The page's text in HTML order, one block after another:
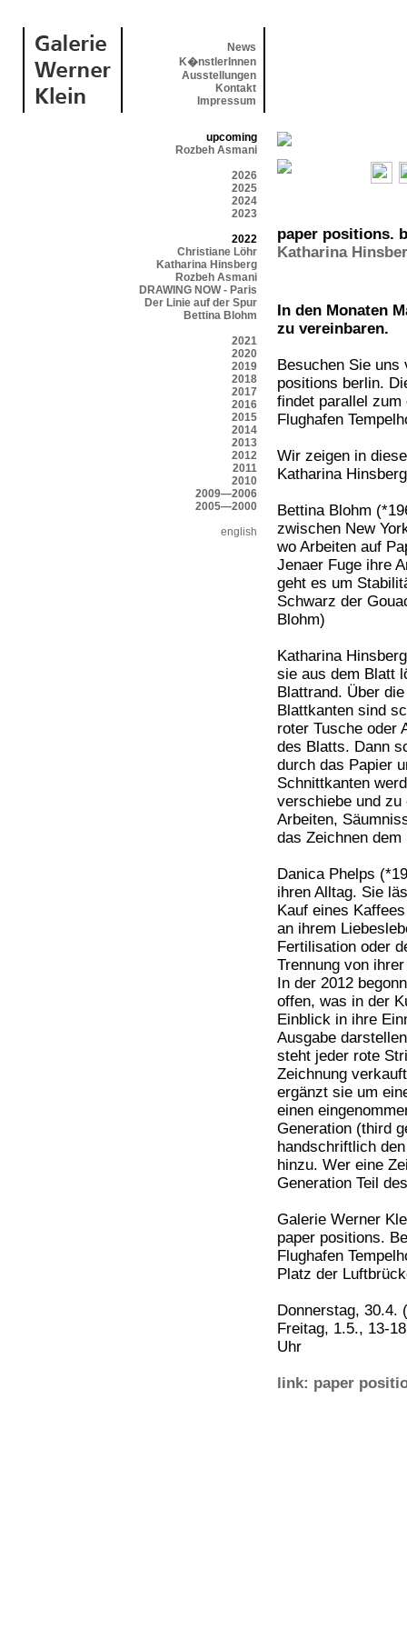
News
K�nstlerInnen
Ausstellungen
Kontakt
Impressum
upcoming
Rozbeh Asmani
2026
2025
2024
2023
2022
Christiane Löhr
Katharina Hinsberg
Rozbeh Asmani
DRAWING NOW - Paris
Der Linie auf der Spur
Bettina Blohm
2021
2020
2019
2018
2017
2016
2015
2014
2013
2012
2011
2010
2009—2006
2005—2000
english
paper positions.
Katharina
In den Monaten
zu vereinbaren.
Besuchen Sie uns
positions berlin.
findet parallel
Flughafen
Wir zeigen in
Katharina
Bettina Blohm
zwischen New
wo Arbeiten auf
Jenaer Fuge ihre
geht es um
Schwarz der
Blohm)
Katharina
sie aus dem Blatt
Blattrand. Über
Blattkanten sind
roter Tusche oder
des Blatts. Dann
durch das Papier
Schnittkanten
verschiebe und zu
Arbeiten,
das Zeichnen dem
Danica Phelps
ihren Alltag. Sie
Kauf eines
an ihrem
Fertilisation oder
Trennung von
In der 2012
offen, was in der
Einblick in ihre
Ausgabe
steht jeder rote
Zeichnung
ergänzt sie um
einen
Generation (third
handschriftlich
hinzu. Wer eine
Generation Teil
Galerie Werner
paper positions.
Flughafen
Platz der
Donnerstag, 30.4.
Freitag, 1.5., 13-
Uhr
link: paper